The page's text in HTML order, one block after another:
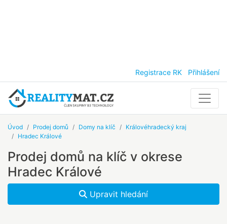
Registrace RK Přihlášení
Úvod Prodej domů Domy na klíč
Královéhradecký kraj
Hradec Králové
Prodej domů na klíč v okrese
Hradec Králové
Upravit hledání